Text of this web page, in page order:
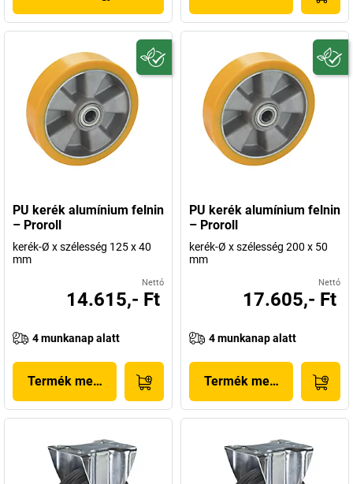
PU kerék alumínium felnin
– Proroll
kerék-Ø x szélesség 125 x 40
mm
Nettó
14.615,- Ft
4 munkanap alatt
Termék megjelenítése
PU kerék alumínium felnin
– Proroll
kerék-Ø x szélesség 200 x 50
mm
Nettó
17.605,- Ft
4 munkanap alatt
Termék megjelenítése